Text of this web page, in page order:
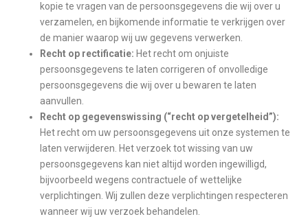
kopie te vragen van de persoonsgegevens die wij over u
verzamelen, en bijkomende informatie te verkrijgen over
de manier waarop wij uw gegevens verwerken.
Recht op rectificatie: Het recht om onjuiste
persoonsgegevens te laten corrigeren of onvolledige
persoonsgegevens die wij over u bewaren te laten
aanvullen.
Recht op gegevenswissing (“recht op vergetelheid”):
Het recht om uw persoonsgegevens uit onze systemen te
laten verwijderen. Het verzoek tot wissing van uw
persoonsgegevens kan niet altijd worden ingewilligd,
bijvoorbeeld wegens contractuele of wettelijke
verplichtingen. Wij zullen deze verplichtingen respecteren
wanneer wij uw verzoek behandelen.